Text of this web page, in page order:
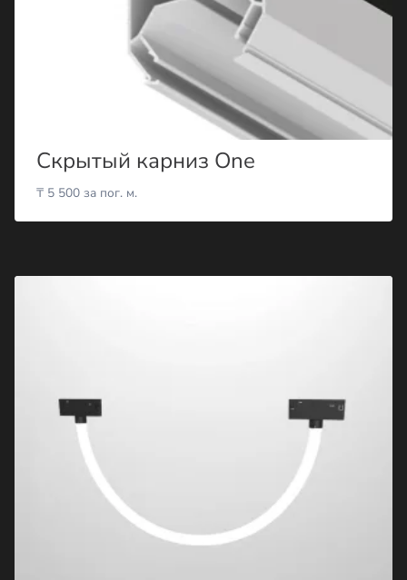
Скрытый карниз One
₸ 5 500 за пог. м.